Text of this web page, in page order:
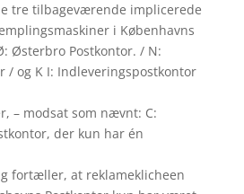
tre tilbageværende implicerede
i Københavns
Østerbro Postkontor. / N:
/ og K I: Indleveringspostkontor
– modsat som nævnt: C:
der kun har én
fortæller, at reklameklicheen